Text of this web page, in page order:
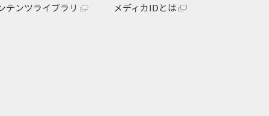
テンツライブラリ
メディカIDとは